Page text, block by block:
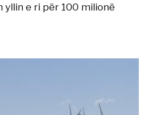
yllin e ri për 100 milionë